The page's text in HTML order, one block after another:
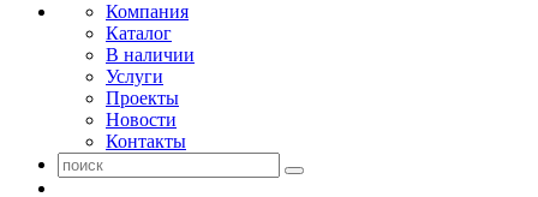
Компания
Каталог
В наличии
Услуги
Проекты
Новости
Контакты